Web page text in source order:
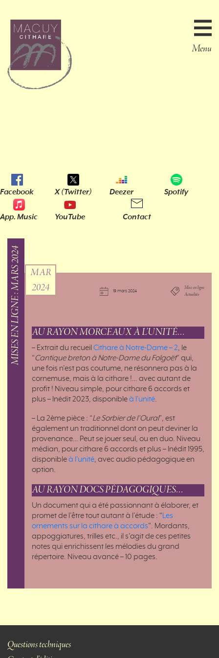
Menu
Facebook X (Twitter) Deezer Spotify
App. Music YouTube Contact
MISES EN LIGNE : MARS 2024
MAR
2024
19 mars 2024
Mise en ligne
Actualités
AU RAYON MORCEAUX À L’UNITÉ…
– Extrait du recueil Cithare à Notre-Dame – 2, le
“Cantique breton à Notre-Dame du Folgoët” qui,
une fois n’est pas coutume, ne résonnera pas à la
cornemuse, mais à la cithare !… avec autant de
profit ! Niveau simple, pour cithare 6 accords et
plus – Inédit 2023, disponibleà l’unité.
– La 2ème pièce : “Le Sorbier de l’Oural”, est
également un traditionnel dont on peut deviner la
provenance… Peut se jouer seul, ou en duo. Niveau
médian, pour cithare 6 accords et plus – Inédit 1995,
disponibleà l’unité, avec audio pédagogique en
option.
AU RAYON DOCS PÉDAGOGIQUES…
Un document qui a été passionnant à élaborer, et
promet de l’être tout autant à l’étude : “Les
ornements sur la cithare à accords”. Mordants,
appoggiatures, trilles etc., il s’agit de ces petites
notes qui enrichissent les mélodies du grand
répertoire. Niveau avancé – 10 pages.
Questions techniques